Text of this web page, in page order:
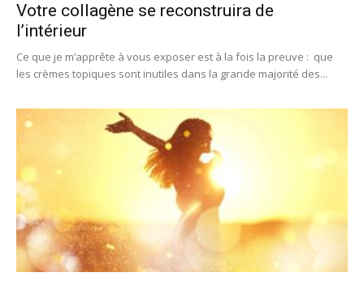
Votre collagène se reconstruira de
l’intérieur
Ce que je m’apprête à vous exposer est à la fois la preuve : que
les crèmes topiques sont inutiles dans la grande majorité des...